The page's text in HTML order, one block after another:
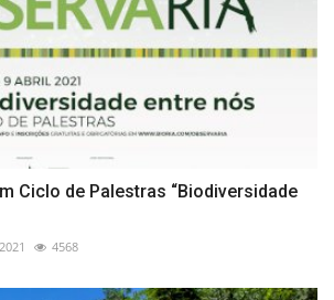
Ciclo de Palestras “Biodiversidade
4568